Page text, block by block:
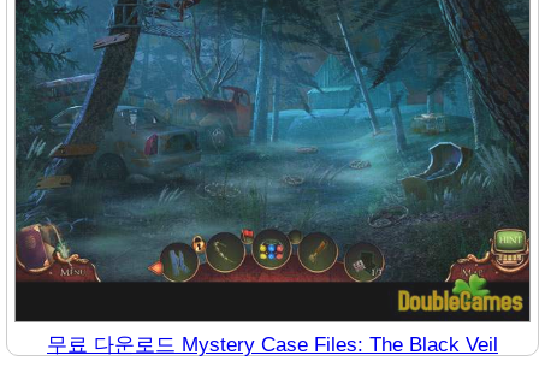
무료 다운로드 Mystery Case Files: The Black Veil